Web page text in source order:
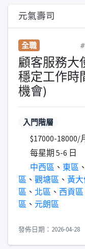
元氣壽司
全職
顧客服務大
穩定工作時
機會)
入門階層
$17000-18000/
每星期 5-6 日
中西區 、 東區 、
區 、 觀塘區 、 黃
區 、 北區 、 西貢區
區 、 元朗區
發佈日期：2026-04-28